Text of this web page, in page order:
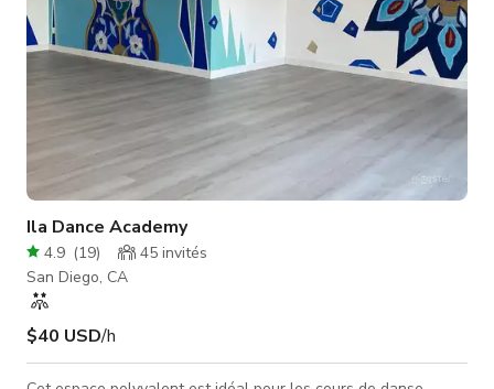
Ila Dance Academy
4.9 (19) 45 invités
San Diego, CA
$40 USD/h